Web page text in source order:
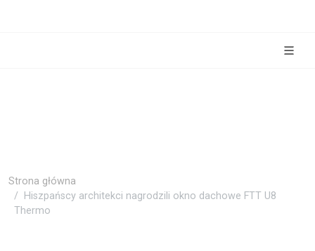
Strona główna
Hiszpańscy architekci nagrodzili okno dachowe FTT U8
Thermo